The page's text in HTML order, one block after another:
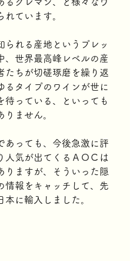
れています。
られる産地というプレッ
、世界最高峰レベルの産
たちが切磋琢磨を繰り返
るタイプのワインが世に
待っている、といっても
りません。
あっても、今後急激に評
人気が出てくるＡＯＣは
りますが、そういった隠
情報をキャッチして、先
本に輸入しました。